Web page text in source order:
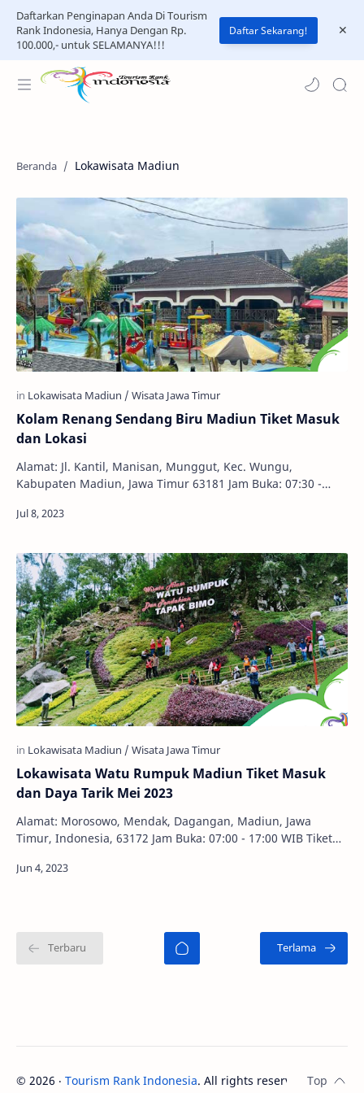
Daftarkan Penginapan Anda Di Tourism
Rank Indonesia, Hanya Dengan Rp.
100.000,- untuk SELAMANYA!!!
Daftar Sekarang!
Lokawisata Madiun
Kolam Renang Sendang Biru Madiun Tiket Masuk
dan Lokasi
Alamat: Jl. Kantil, Manisan, Munggut, Kec. Wungu,
Kabupaten Madiun, Jawa Timur 63181 Jam Buka: 07:30 -
Lokawisata Watu Rumpuk Madiun Tiket Masuk
dan Daya Tarik Mei 2023
Alamat: Morosowo, Mendak, Dagangan, Madiun, Jawa
Timur, Indonesia, 63172 Jam Buka: 07:00 - 17:00 WIB Tiket
© 2026 ‧ Tourism Rank Indonesia. All rights reserved.